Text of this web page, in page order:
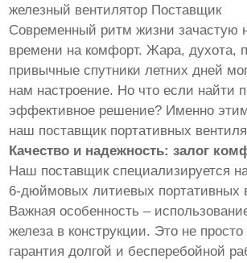
железный вентилятор Поставщик
Современный ритм жизни зачастую
времени на комфорт. Жара, духота,
привычные спутники летних дней
нам настроение. Но что если найти
эффективное решение? Именно
наш поставщик портативных
Качество и надежность: залог
Наш поставщик специализируется
6-дюймовых литиевых портативных
Важная особенность –
железа в конструкции. Это не
гарантия долгой и бесперебойной